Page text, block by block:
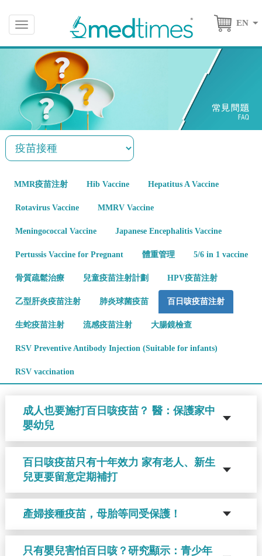
EN
Toggle
navigation
MMR疫苗注射 Hib Vaccine Hepatitus A Vaccine
Rotavirus Vaccine MMRV Vaccine
Meningococcal Vaccine Japanese Encephalitis Vaccine
Pertussis Vaccine for Pregnant 體重管理 5/6 in 1 vaccine
骨質疏鬆治療 兒童疫苗注射計劃 HPV疫苗注射
乙型肝炎疫苗注射 肺炎球菌疫苗 百日咳疫苗注射
生蛇疫苗注射 流感疫苗注射 大腸鏡檢查
RSV Preventive Antibody Injection (Suitable for infants)
RSV vaccination
成人也要施打百日咳疫苗？ 醫：保護家中
嬰幼兒
百日咳疫苗只有十年效力 家有老人、新生
兒更要留意定期補打
產婦接種疫苗，母胎等同受保護！
只有嬰兒害怕百日咳？研究顯示：青少年